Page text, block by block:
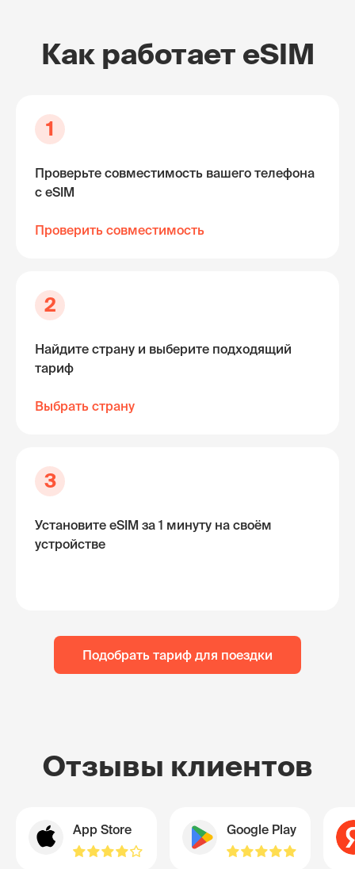
Как работает eSIM
1
Проверьте совместимость вашего телефона
с eSIM
Проверить совместимость
2
Найдите страну и выберите подходящий
тариф
Выбрать страну
3
Установите eSIM за 1 минуту на своём
устройстве
Подобрать тариф для поездки
Отзывы клиентов
App Store Google Play